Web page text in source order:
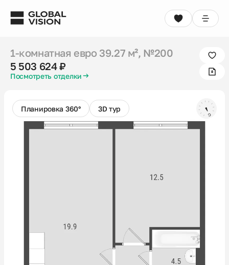
Выбрать квартиру Консультация
Проекты
Недвижимость
Способы покупки
1-комнатная евро
5 503 624 ₽
1-комнатная евро 39.27 м², №200
5 503 624 ₽
Посмотреть отделки
Планировка 360° 3D тур